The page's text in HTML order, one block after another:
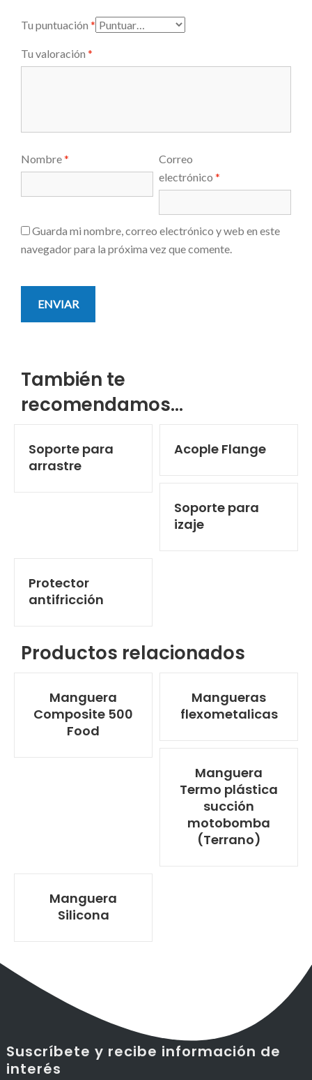
Tu puntuación *
Tu valoración *
Nombre*
Correo
electrónico *
Guarda mi nombre, correo electrónico y web en este
navegador para la próxima vez que comente.
También te
recomendamos…
Soporte para
arrastre
Acople Flange
Soporte para
izaje
Protector
antifricción
Productos relacionados
Manguera
Composite 500
Food
Mangueras
flexometalicas
Manguera
Termo plástica
succión
motobomba
(Terrano)
Manguera
Silicona
Suscríbete y recibe información de
interés